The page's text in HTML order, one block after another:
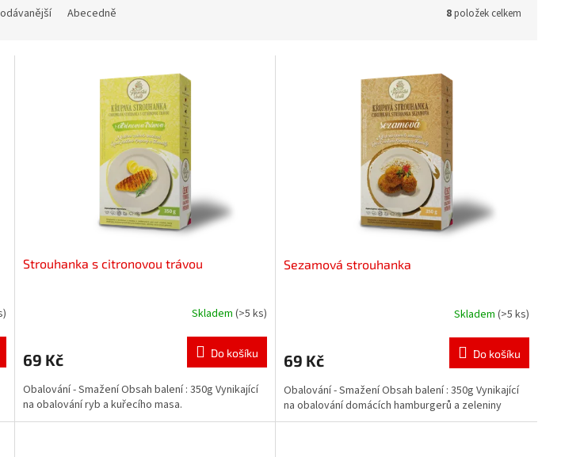
Abecedně 8položek celkem
Strouhanka s citronovou trávou
Skladem(>5 ks)
69 Kč Do košíku
Obalování - Smažení Obsah balení : 350g Vynikající
na obalování ryb a kuřecího masa.
Sezamová strouhanka
Skladem (>5 ks)
69 Kč Do košíku
Obalování - Smažení Obsah balení : 350g Vynikající
na obalování domácích hamburgerů a zeleniny